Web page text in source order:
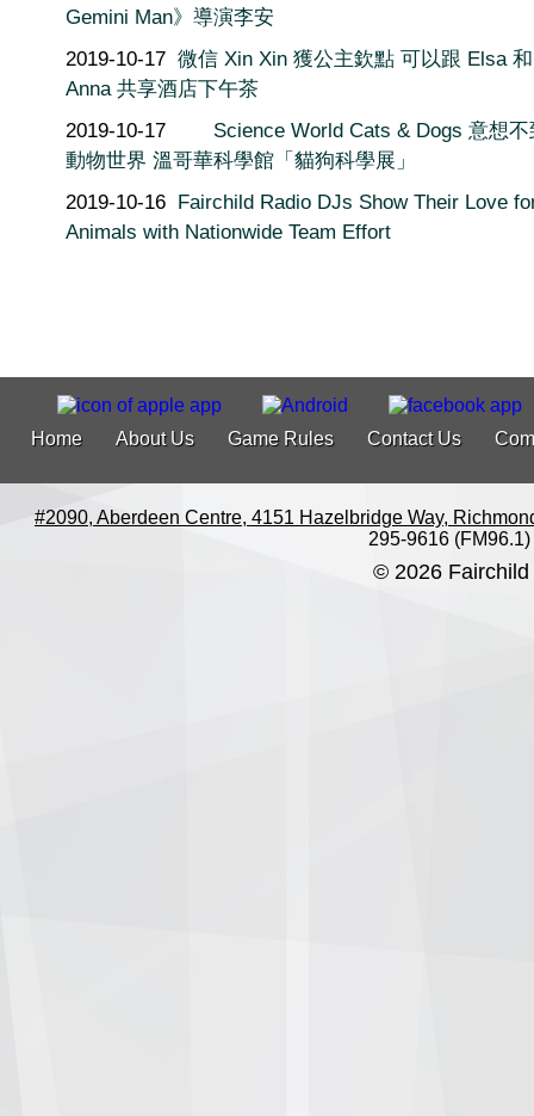
Gemini Man》導演李安
2019-10-17 微信 Xin Xin 獲公主欽點 可以跟 Elsa 和
Anna 共享酒店下午茶
2019-10-17
Science World Cats & Dogs 意想
動物世界 溫哥華科學館「貓狗科學展」
2019-10-16 Fairchild Radio DJs Show Their Love
Animals with Nationwide Team Effort
Home About Us Game Rules Contact Us
#2090, Aberdeen Centre, 4151 Hazelbridge Way,
295-9616 (FM96.1)
© 2026 Fairchild